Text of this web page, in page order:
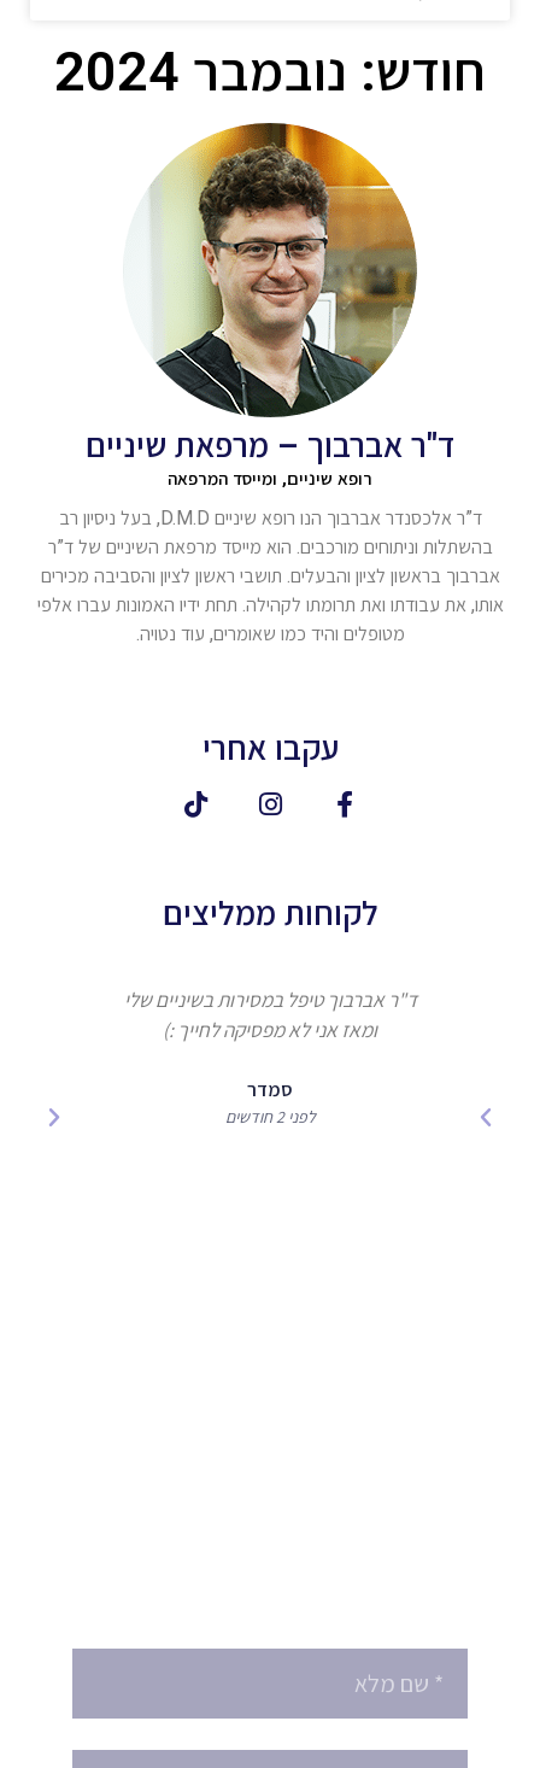
חודש: נובמבר 2024
ד"ר אברבוך – מרפאת שיניים
רופא שיניים, ומייסד המרפאה
ד”ר אלכסנדר אברבוך הנו רופא שיניים D.M.D, בעל ניסיון רב
בהשתלות וניתוחים מורכבים. הוא מייסד מרפאת השיניים של ד”ר
אברבוך בראשון לציון והבעלים. תושבי ראשון לציון והסביבה מכירים
אותו, את עבודתו ואת תרומתו לקהילה. תחת ידיו האמונות עברו אלפי
מטופלים והיד כמו שאומרים, עוד נטויה.
עקבו אחרי
לקוחות ממליצים
ד"ר אברבוך טיפל במסירות בשיניים שלי
ומאז אני לא מפסיקה לחייך :)
סמדר
לפני 2 חודשים